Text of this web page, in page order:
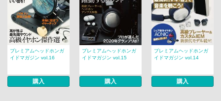
プレミアムヘッドホンガ
イドマガジン vol.16
購入
プレミアムヘッドホンガ
イドマガジン vol.15
購入
プレミアムヘッドホンガ
イドマガジン vol.14
購入